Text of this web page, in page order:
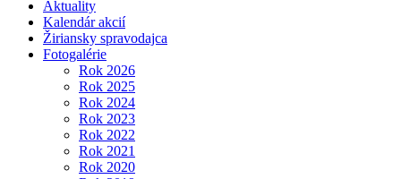
Aktuality
Kalendár akcií
Žiriansky spravodajca
Fotogalérie
Rok 2026
Rok 2025
Rok 2024
Rok 2023
Rok 2022
Rok 2021
Rok 2020